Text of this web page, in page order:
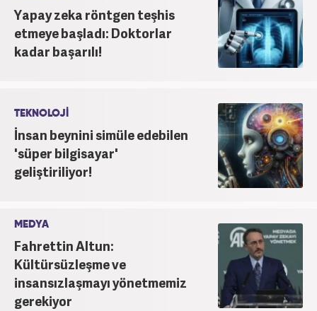
Yapay zeka röntgen teşhis
etmeye başladı: Doktorlar
kadar başarılı!
TEKNOLOJİ
İnsan beynini simüle edebilen
'süper bilgisayar'
geliştiriliyor!
MEDYA
Fahrettin Altun:
Kültürsüzleşme ve
insansızlaşmayı yönetmemiz
gerekiyor